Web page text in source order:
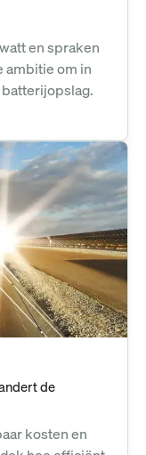
en spraken
ambitie om in
de
kosten en